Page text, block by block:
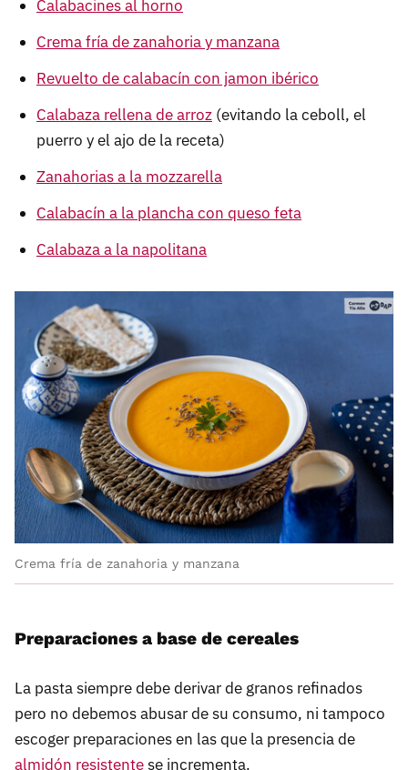
Calabacines al horno
Crema fría de zanahoria y manzana
Revuelto de calabacín con jamon ibérico
Calabaza rellena de arroz (evitando la ceboll, el
puerro y el ajo de la receta)
Zanahorias a la mozzarella
Calabacín a la plancha con queso feta
Calabaza a la napolitana
Crema fría de zanahoria y manzana
Preparaciones a base de cereales
La pasta siempre debe derivar de granos refinados
pero no debemos abusar de su consumo, ni tampoco
escoger preparaciones en las que la presencia de
almidón resistentese incrementa.